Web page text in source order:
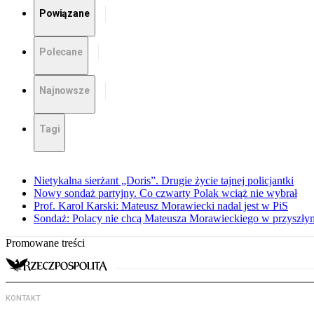
Powiązane
Polecane
Najnowsze
Tagi
Nietykalna sierżant „Doris”. Drugie życie tajnej policjantki
Nowy sondaż partyjny. Co czwarty Polak wciąż nie wybrał
Prof. Karol Karski: Mateusz Morawiecki nadal jest w PiS
Sondaż: Polacy nie chcą Mateusza Morawieckiego w
Promowane treści
KONTAKT